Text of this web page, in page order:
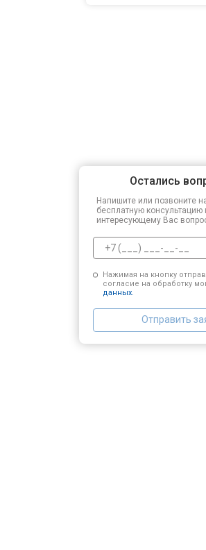
Остались
Напишите или позвоните
бесплатную консультацию
интересующему Вас
Нажимая на кнопку
согласие на обработку
данных.
Отправить